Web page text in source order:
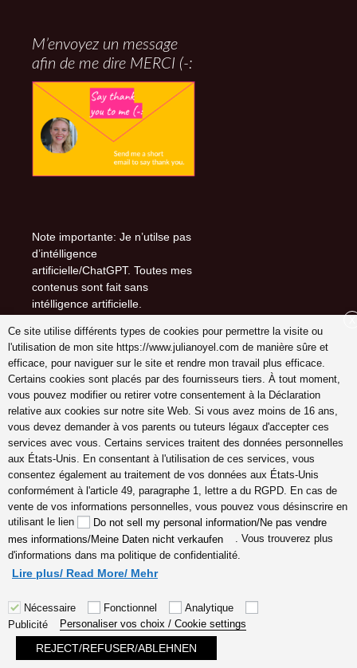
M’envoyez un message
afin de me dire MERCI (-:
Note importante: Je n’utilse pas
d’intélligence
artificielle/ChatGPT. Toutes mes
contenus sont fait sans
intélligence artificielle.
Suivez-moi sur (-:
youtube
INSTAGRAM
Pinterest
coach en gestion émotions,
communication, relation, amour
véritable Lyon, Cannes, France
en ligne, hypersensible
empathes créatifs, coaching
Ce site utilise différents types de cookies pour permettre la visite ou
l'utilisation de mon site https://www.julianoyel.com de manière sûre et
efficace, pour naviguer sur le site et rendre mon travail plus efficace.
Certains cookies sont placés par des fournisseurs tiers. À tout moment,
vous pouvez modifier ou retirer votre consentement à la Déclaration
relative aux cookies sur notre site Web. Si vous avez moins de 16 ans,
vous devez demander à vos parents ou tuteurs légaux d'accepter ces
services avec vous. Certains services traitent des données personnelles
aux États-Unis. En consentant à l'utilisation de ces services, vous
consentez également au traitement de vos données aux États-Unis
conformément à l'article 49, paragraphe 1, lettre a du RGPD. En cas de
vente de vos informations personnelles, vous pouvez vous désinscrire en
utilisant le lien
Do not sell my personal information/Ne pas vendre
mes informations/Meine Daten nicht verkaufen
. Vous trouverez plus
d'informations dans ma politique de confidentialité.
Lire plus/ Read More/ Mehr
Nécessaire Fonctionnel
Analytique
Publicité
Personaliser vos choix / Cookie settings
REJECT/REFUSER/ABLEHNEN